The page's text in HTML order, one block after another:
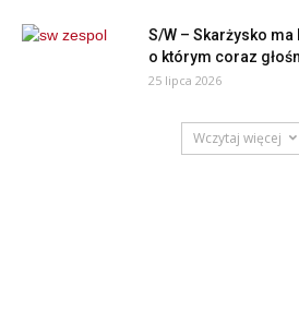
S/W – Skarżysko
o którym coraz
25 lipca 2026
Wczytaj więcej